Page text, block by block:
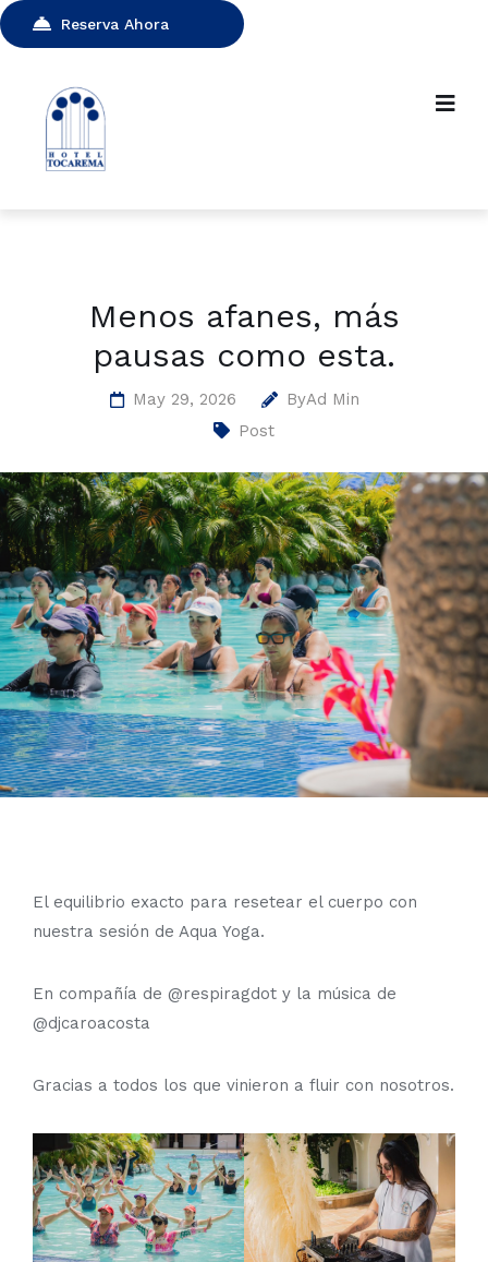
Reserva Ahora
Menos afanes, más
pausas como esta.
May 29, 2026 ByAd Min
Post
El equilibrio exacto para resetear el cuerpo con
nuestra sesión de Aqua Yoga.
En compañía de @respiragdot y la música de
@djcaroacosta
Gracias a todos los que vinieron a fluir con nosotros.